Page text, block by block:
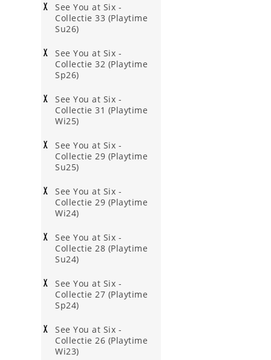
See You at Six -
Collectie 33 (Playtime
Su26)
See You at Six -
Collectie 32 (Playtime
Sp26)
See You at Six -
Collectie 31 (Playtime
Wi25)
See You at Six -
Collectie 29 (Playtime
Su25)
See You at Six -
Collectie 29 (Playtime
Wi24)
See You at Six -
Collectie 28 (Playtime
Su24)
See You at Six -
Collectie 27 (Playtime
Sp24)
See You at Six -
Collectie 26 (Playtime
Wi23)